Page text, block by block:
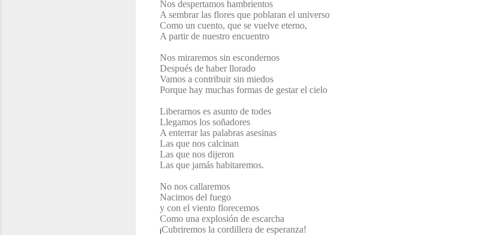
Nos despertamos hambrientos
A sembrar las flores que poblaran el universo
Como un cuento, que se vuelve eterno,
A partir de nuestro encuentro
Nos miraremos sin escondernos
Después de haber llorado
Vamos a contribuir sin miedos
Porque hay muchas formas de gestar el cielo
Liberarnos es asunto de todes
Llegamos los soñadores
A enterrar las palabras asesinas
Las que nos calcinan
Las que nos dijeron
Las que jamás habitaremos.
No nos callaremos
Nacimos del fuego
y con el viento florecemos
Como una explosión de escarcha
¡Cubriremos la cordillera de esperanza!